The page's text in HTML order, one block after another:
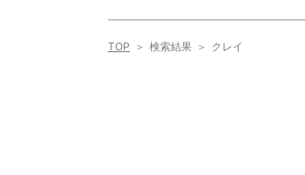
TOP 検索結果 クレイ